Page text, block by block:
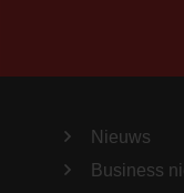
Nieuws
Business